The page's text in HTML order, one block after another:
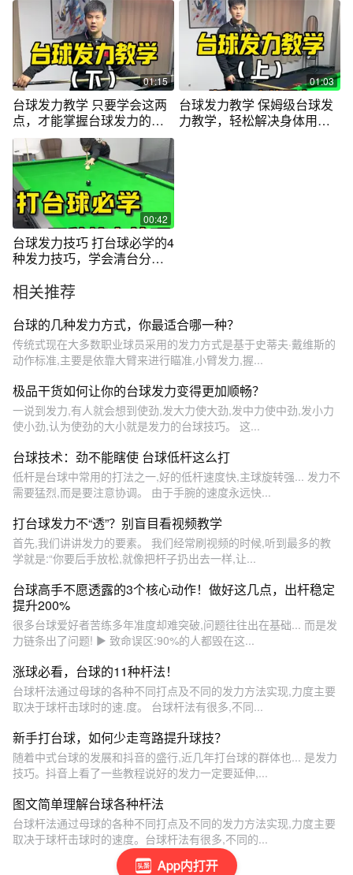
App内打开
01:15
台球发力教学 只要学会这两
点，才能掌握台球发力的核
心#台球发力 #台球教学 #台
球
01:03
台球发力教学 保姆级台球发
力教学，轻松解决身体用力
00:42
台球发力技巧 打台球必学的4
种发力技巧，学会清台分分
巧 #台球
相关推荐
台球的几种发力方式，你最适合哪一种？
传统式现在大多数职业球员采用的发力方式是基于史蒂夫·戴维斯的
动作标准,主要是依靠大臂来进行瞄准,小臂发力,握...
极品干货如何让你的台球发力变得更加顺畅？
一说到发力,有人就会想到使劲,发大力使大劲,发中力使中劲,发小力
使小劲,认为使劲的大小就是发力的台球技巧。 这...
台球技术：劲不能瞎使 台球低杆这么打
低杆是台球中常用的打法之一,好的低杆速度快,主球旋转强... 发力不
需要猛烈,而是要注意协调。 由于手腕的速度永远快...
打台球发力不“透”？别盲目看视频教学
首先,我们讲讲发力的要素。 我们经常刷视频的时候,听到最多的教
学就是:“你要后手放松,就像把杆子扔出去一样,让...
台球高手不愿透露的3个核心动作！做好这几点，出杆稳定
提升200%
很多台球爱好者苦练多年准度却难突破,问题往往出在基础... 而是发
力链条出了问题! ▶️ 致命误区:90%的人都毁在这...
涨球必看，台球的11种杆法！
台球杆法通过母球的各种不同打点及不同的发力方法实现,力度主要
取决于球杆击球时的速.度。 台球杆法有很多,不同...
新手打台球，如何少走弯路提升球技？
随着中式台球的发展和抖音的盛行,近几年打台球的群体也... 是发力
技巧。抖音上看了一些教程说好的发力一定要延伸,...
图文简单理解台球各种杆法
台球杆法通过母球的各种不同打点及不同的发力方法实现,力度主要
取决于球杆击球时的速度。台球杆法有很多,不同的...